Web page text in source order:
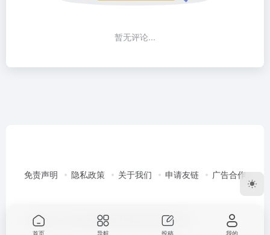
暂无评论...
免责声明 隐私政策 关于我们 申请友链 广告合作
Copyright © 2026 96导航 渝ICP备2022003351号-2
首页 导航 投稿 我的